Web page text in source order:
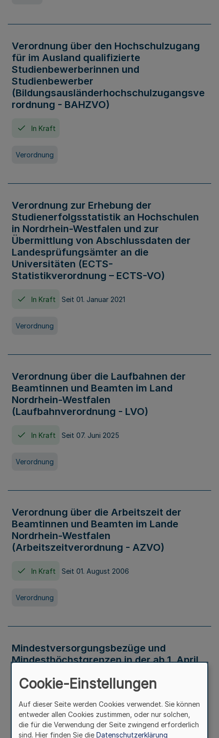
Verordnung über den Hochschulzugang
für im Ausland qualifizierte
Studienbewerberinnen und
Studienbewerber
(Bildungsausländerhochschulzugangsve
rordnung - BAHZVO)
In Kraft
Verordnung
Verordnung zur Erhebung der
Studienerfolgsstatistik an Hochschulen
in Nordrhein-Westfalen und zur
Übermittlung von Abschlussdaten der
Landesprüfungsämter an die
Universitäten (ECTS-
Statistikverordnung – ECTS-VO)
In Kraft Seit 01. Januar 2021
Verordnung
Verordnung über die Laufbahnen der
Beamtinnen und Beamten im Land
Nordrhein-Westfalen
(Laufbahnverordnung - LVO)
In Kraft Seit 07. Juni 2025
Verordnung
Verordnung über die Arbeitszeit der
Beamtinnen und Beamten im Lande
Nordrhein-Westfalen
(Arbeitszeitverordnung - AZVO)
In Kraft Seit 01. August 2006
Verordnung
Mindestversorgungsbezüge und
Mindesthöchstgrenzen in der ab 1. April
Verwaltungsvorschrift
Cookie-Einstellungen
Auf dieser Seite werden Cookies verwendet. Sie können
entweder allen Cookies zustimmen, oder nur solchen,
die für die Verwendung der Seite zwingend erforderlich
sind. Hier finden Sie die Datenschutzerklärung